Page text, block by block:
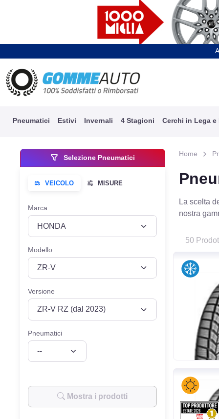
Pneumatici Estivi Invernali 4 Stagioni Cerchi in Lega e
Selezione Pneumatici
VEICOLO MISURE
Marca
Modello
Versione
Pneumatici
Mostra i prodotti
Home
La scelta
nostra
50